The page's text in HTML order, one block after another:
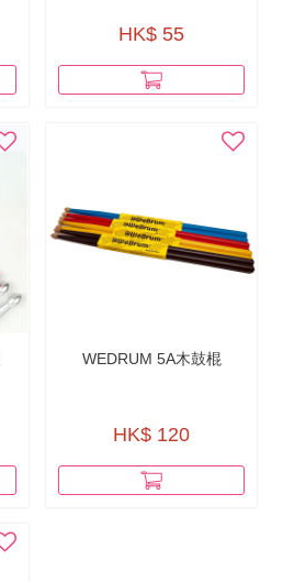
HK$ 55
WEDRUM 5A木鼓棍
HK$ 120